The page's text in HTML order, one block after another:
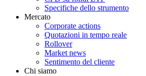
Specifiche dello strumento
Mercato
Corporate actions
Quotazioni in tempo reale
Rollover
Market news
Sentimento del cliente
Chi siamo